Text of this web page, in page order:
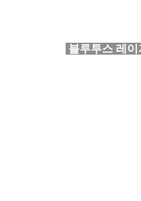
블루투스 레